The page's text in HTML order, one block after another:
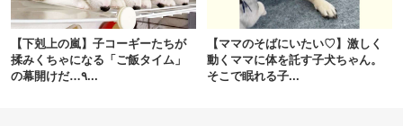
【下剋上の嵐】子コーギーたちが
揉みくちゃになる「ご飯タイム」
の幕開けだ…٩...
【ママのそばにいたい♡】激しく
動くママに体を託す子犬ちゃん。
そこで眠れる子...
pecodogs
いぬ部をフォロー
pecocats
ねこ部をフォロー